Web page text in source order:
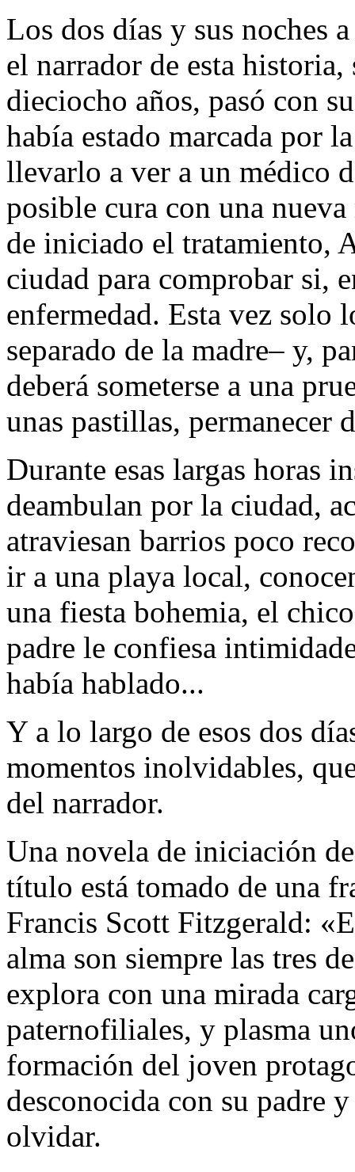
Los dos días y sus noches
el narrador de esta
dieciocho años, pasó con
había estado marcada por
llevarlo a ver a un médico
posible cura con una
de iniciado el tratamiento,
ciudad para comprobar si,
enfermedad. Esta vez solo
separado de la madre– y,
deberá someterse a una
unas pastillas, permanecer
Durante esas largas horas
deambulan por la ciudad,
atraviesan barrios poco
ir a una playa local,
una fiesta bohemia, el
padre le confiesa
había hablado...
Y a lo largo de esos dos
momentos inolvidables,
del narrador.
Una novela de iniciación
título está tomado de una
Francis Scott Fitzgerald:
alma son siempre las tres
explora con una mirada
paternofiliales, y plasma
formación del joven
desconocida con su padre
olvidar.